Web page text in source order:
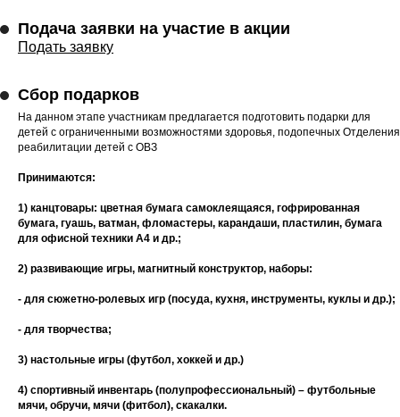
Подача заявки на участие в акции
Подать заявку
Сбор подарков
На данном этапе участникам предлагается подготовить подарки для
детей с ограниченными возможностями здоровья, подопечных Отделения
реабилитации детей с ОВЗ
Принимаются:
1) канцтовары: цветная бумага самоклеящаяся, гофрированная
бумага, гуашь, ватман, фломастеры, карандаши, пластилин, бумага
для офисной техники А4 и др.;
2) развивающие игры, магнитный конструктор, наборы:
- для сюжетно-ролевых игр (посуда, кухня, инструменты, куклы и др.);
- для творчества;
3) настольные игры (футбол, хоккей и др.)
4) спортивный инвентарь (полупрофессиональный) – футбольные
мячи, обручи, мячи (фитбол), скакалки.